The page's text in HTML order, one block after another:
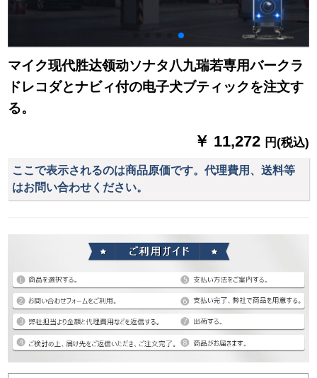
マイク现代胜达领动ソナタ八九瑞若専用バークラ
ドレコダとナビィ付の电子犬ブティックを注文す
る。
￥ 11,272 円(税込)
ここで表示されるのは商品原価です。代理費用、送料等
はお問い合わせください。